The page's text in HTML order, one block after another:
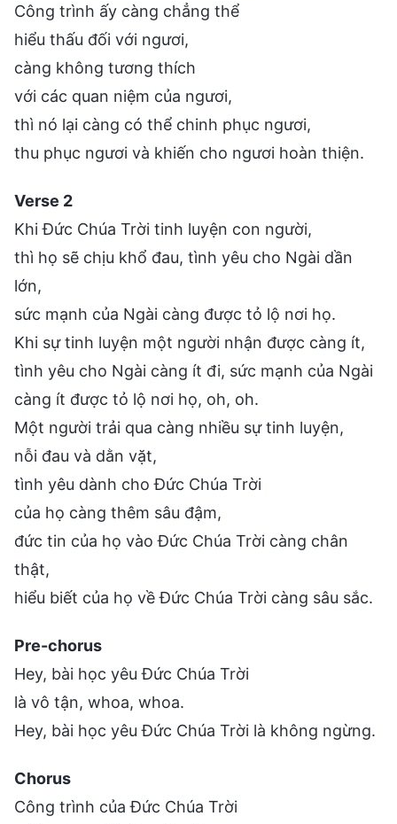
Công trình ấy càng chẳng thể
hiểu thấu đối với ngươi,
càng không tương thích
với các quan niệm của ngươi,
thì nó lại càng có thể chinh phục ngươi,
thu phục ngươi và khiến cho ngươi hoàn thiện.
Verse 2
Khi Đức Chúa Trời tinh luyện con người,
thì họ sẽ chịu khổ đau, tình yêu cho Ngài dần
lớn,
sức mạnh của Ngài càng được tỏ lộ nơi họ.
Khi sự tinh luyện một người nhận được càng ít,
tình yêu cho Ngài càng ít đi, sức mạnh của Ngài
càng ít được tỏ lộ nơi họ, oh, oh.
Một người trải qua càng nhiều sự tinh luyện,
nỗi đau và dằn vặt,
tình yêu dành cho Đức Chúa Trời
của họ càng thêm sâu đậm,
đức tin của họ vào Đức Chúa Trời càng chân
thật,
hiểu biết của họ về Đức Chúa Trời càng sâu sắc.
Pre-chorus
Hey, bài học yêu Đức Chúa Trời
là vô tận, whoa, whoa.
Hey, bài học yêu Đức Chúa Trời là không ngừng.
Chorus
Công trình của Đức Chúa Trời